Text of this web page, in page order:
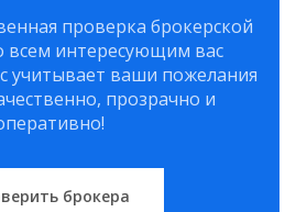
проверка брокерской
всем интересующим вас
учитывает ваши пожелания
прозрачно и
брокера